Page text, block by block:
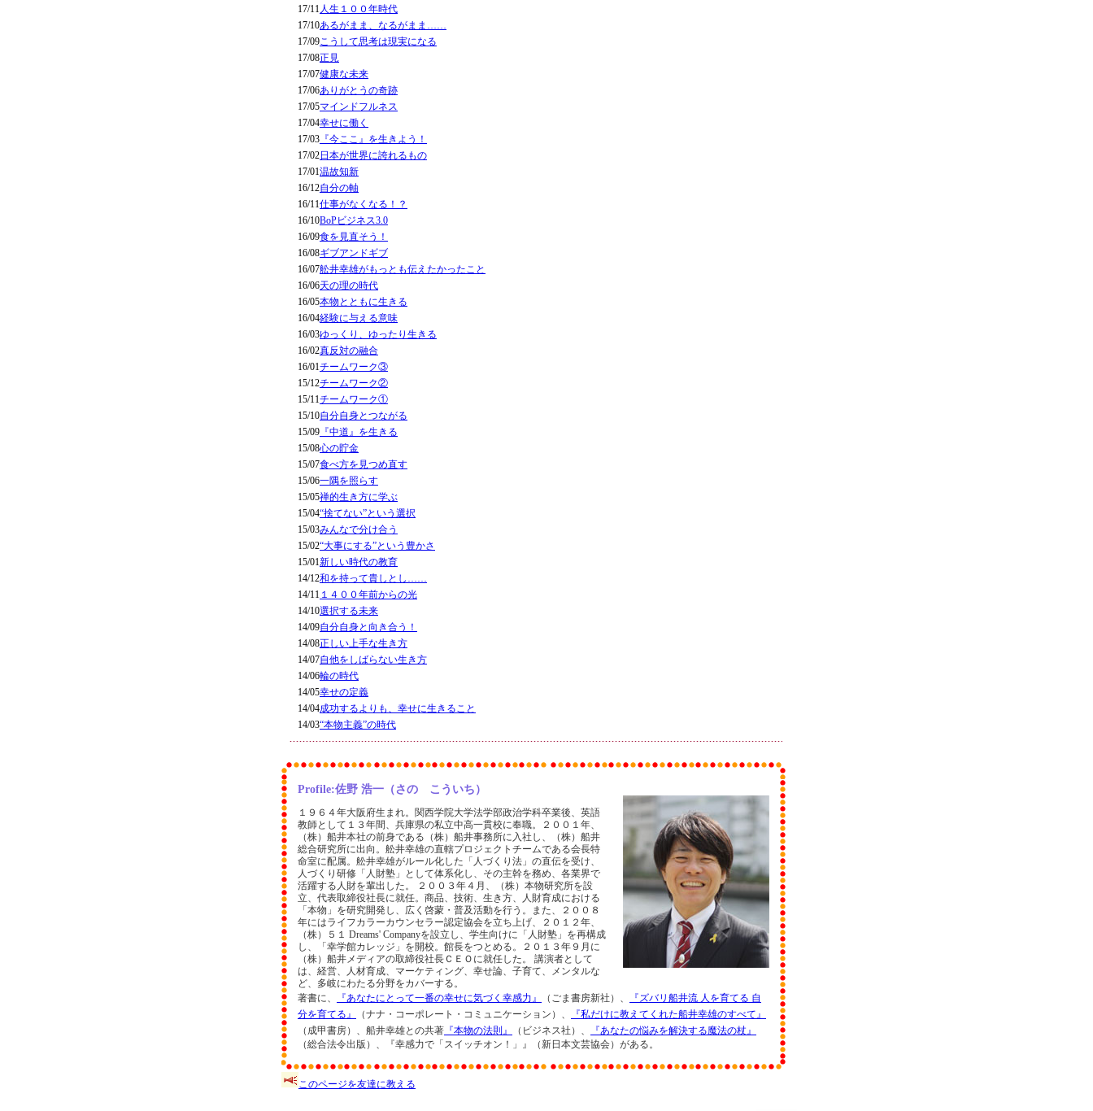
17/11人生１００年時代
17/10あるがまま、なるがまま……
17/09こうして思考は現実になる
17/08正見
17/07健康な未来
17/06ありがとうの奇跡
17/05マインドフルネス
17/04幸せに働く
17/03 『今ここ』を生きよう！
17/02日本が世界に誇れるもの
17/01温故知新
16/12自分の軸
16/11仕事がなくなる！？
16/10BoPビジネス3.0
16/09食を見直そう！
16/08ギブアンドギブ
16/07舩井幸雄がもっとも伝えたかったこと
16/06天の理の時代
16/05本物とともに生きる
16/04経験に与える意味
16/03ゆっくり、ゆったり生きる
16/02真反対の融合
16/01チームワーク③
15/12チームワーク②
15/11チームワーク①
15/10自分自身とつながる
15/09 『中道』を生きる
15/08心の貯金
15/07食べ方を見つめ直す
15/06一隅を照らす
15/05禅的生き方に学ぶ
15/04“捨てない”という選択
15/03みんなで分け合う
15/02“大事にする”という豊かさ
15/01新しい時代の教育
14/12和を持って貴しとし……
14/11 １４００年前からの光
14/10選択する未来
14/09自分自身と向き合う！
14/08正しい上手な生き方
14/07自他をしばらない生き方
14/06輪の時代
14/05幸せの定義
14/04成功するよりも、幸せに生きること
14/03“本物主義”の時代
Profile:佐野 浩一（さの こういち）
１９６４年大阪府生まれ。関西学院大学法学部政治学科卒業後、英語
教師として１３年間、兵庫県の私立中高一貫校に奉職。２００１年、
（株）船井本社の前身である（株）船井事務所に入社し、（株）船井
総合研究所に出向。舩井幸雄の直轄プロジェクトチームである会長特
命室に配属。舩井幸雄がルール化した「人づくり法」の直伝を受け、
人づくり研修「人財塾」として体系化し、その主幹を務め、各業界で
活躍する人財を輩出した。 ２００３年４月、（株）本物研究所を設
立、代表取締役社長に就任。商品、技術、生き方、人財育成における
「本物」を研究開発し、広く啓蒙・普及活動を行う。また、２００８
年にはライフカラーカウンセラー認定協会を立ち上げ、２０１２年、
（株）５１ Dreams' Companyを設立し、学生向けに「人財塾」を再構成
し、「幸学館カレッジ」を開校。館長をつとめる。２０１３年９月に
（株）船井メディアの取締役社長ＣＥＯに就任した。 講演者として
は、経営、人材育成、マーケティング、幸せ論、子育て、メンタルな
ど、多岐にわたる分野をカバーする。
著書に、
『あなたにとって一番の幸せに気づく幸感力』 （ごま書房新社）、
『ズバリ船井流 人を育てる 自
分を育てる』
（ナナ・コーポレート・コミュニケーション）、
『私だけに教えてくれた船井幸雄のすべて』
（成甲書房）、船井幸雄との共著 『本物の法則』 （ビジネス社）、
『あなたの悩みを解決する魔法の杖』
（総合法令出版）、『幸感力で「スイッチオン！」』（新日本文芸協会）がある。
このページを友達に教える